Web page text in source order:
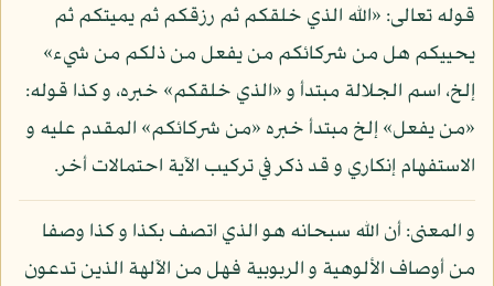
قوله تعالى: «الله الذي خلقكم ثم رزقكم ثم يميتكم ثم
يحييكم هل من شركائكم من يفعل من ذلكم من شيء»
إلخ، اسم الجلالة مبتدأ و «الذي خلقكم» خبره، و كذا قوله:
«من يفعل» إلخ مبتدأ خبره «من شركائكم» المقدم عليه و
الاستفهام إنكاري و قد ذكر في تركيب الآية احتمالات أخر.
و المعنى: أن الله سبحانه هو الذي اتصف بكذا و كذا وصفا
من أوصاف الألوهية و الربوبية فهل من الآلهة الذين تدعون